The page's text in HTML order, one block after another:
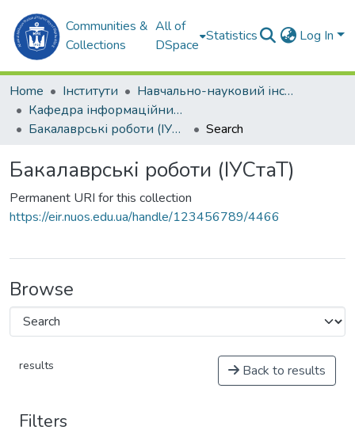
Communities &
Collections
All of
DSpace
Statistics Log In
Home Інститути
Навчально-науковий інститут комп'ютерних наук та управління проектами (ННІКНУП)
Кафедра інформаційних управляючих систем та технологій (ІУСтаТ)
Бакалаврські роботи (ІУСтаТ)
Search
Бакалаврські роботи (ІУСтаТ)
Permanent URI for this collection
https://eir.nuos.edu.ua/handle/123456789/4466
Browse
results Back to results
Filters